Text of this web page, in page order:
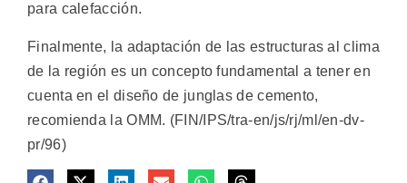
para calefacción.
Finalmente, la adaptación de las estructuras al clima
de la región es un concepto fundamental a tener en
cuenta en el diseño de junglas de cemento,
recomienda la OMM. (FIN/IPS/tra-en/js/rj/ml/en-dv-
pr/96)